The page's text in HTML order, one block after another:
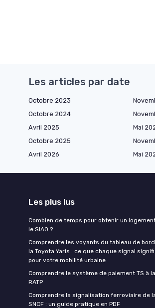
Les articles par date
Octobre 2023
Octobre 2024
Avril 2025
Mai
Octobre 2025
Avril 2026
Mai
Les plus lus
Combien de temps pour obtenir un
le SIAO ?
Comprendre les voyants du tableau de
la Toyota Yaris : ce que chaque signal
pour votre mobilité urbaine
Comprendre le système de paiement TS à la
RATP
Comprendre la signalisation ferroviaire de
SNCF : un guide pratique en PDF